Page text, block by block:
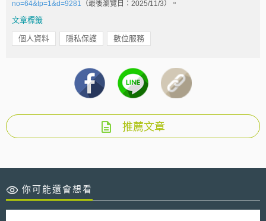
no=64&tp=1&d=9281
（最後瀏覽日：2025/11/3）。
文章標籤
個人資料 隱私保護 數位服務
推薦文章
你可能還會想看